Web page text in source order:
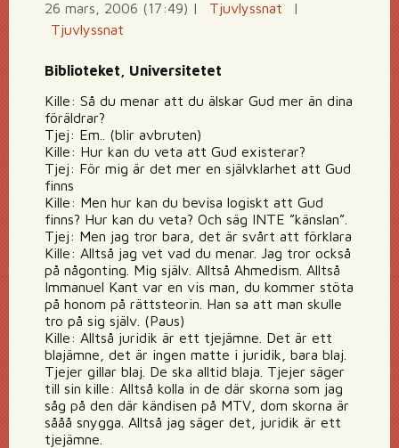
26 mars, 2006 (17:49) | Tjuvlyssnat
|
Tjuvlyssnat
Biblioteket, Universitetet
Kille: Så du menar att du älskar Gud mer än dina
föräldrar?
Tjej: Em.. (blir avbruten)
Kille: Hur kan du veta att Gud existerar?
Tjej: För mig är det mer en självklarhet att Gud
finns
Kille: Men hur kan du bevisa logiskt att Gud
finns? Hur kan du veta? Och säg INTE ”känslan”.
Tjej: Men jag tror bara, det är svårt att förklara
Kille: Alltså jag vet vad du menar. Jag tror också
på någonting. Mig själv. Alltså Ahmedism. Alltså
Immanuel Kant var en vis man, du kommer stöta
på honom på rättsteorin. Han sa att man skulle
tro på sig själv. (Paus)
Kille: Alltså juridik är ett tjejämne. Det är ett
blajämne, det är ingen matte i juridik, bara blaj.
Tjejer gillar blaj. De ska alltid blaja. Tjejer säger
till sin kille: Alltså kolla in de där skorna som jag
såg på den där kändisen på MTV, dom skorna är
sååå snygga. Alltså jag säger det, juridik är ett
tjejämne.